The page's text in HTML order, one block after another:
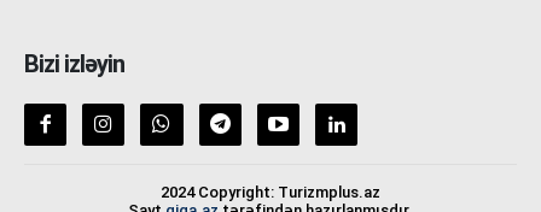
Bizi izləyin
2024 Copyright: Turizmplus.az